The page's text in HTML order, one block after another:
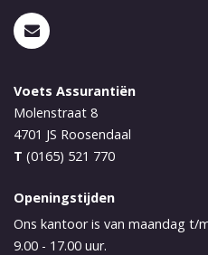
Voets Assurantiën
Molenstraat 8
4701 JS Roosendaal
T (0165) 521 770
Openingstijden
Ons kantoor is van maandag t/
9.00 - 17.00 uur.